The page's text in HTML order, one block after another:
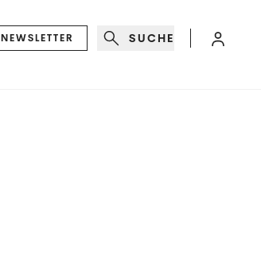
NEWSLETTER SUCHE